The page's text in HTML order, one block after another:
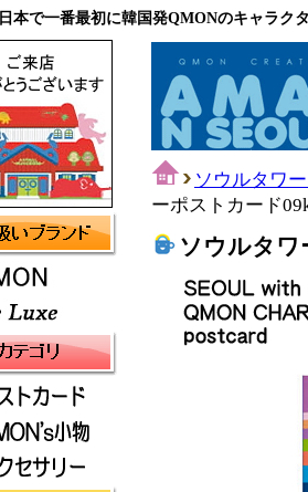
日本で一番最初に韓国発QMONのキャラク
ソウルタワ
ーポストカード
ソウルタワ